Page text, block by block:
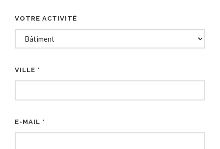
VOTRE ACTIVITÉ
VILLE *
E-MAIL *